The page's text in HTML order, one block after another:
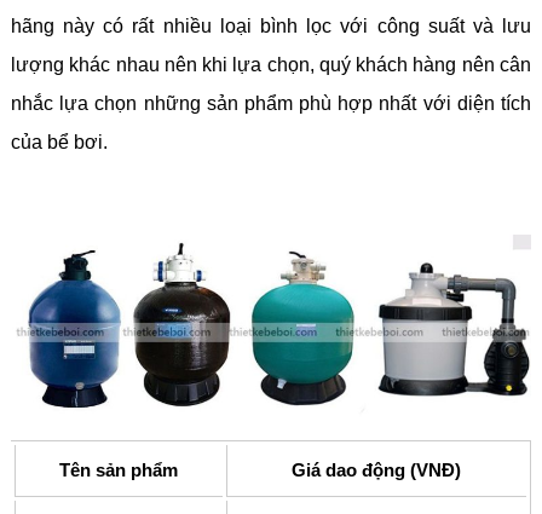
hãng này có rất nhiều loại bình lọc với công suất và lưu
lượng khác nhau nên khi lựa chọn, quý khách hàng nên cân
nhắc lựa chọn những sản phẩm phù hợp nhất với diện tích
của bể bơi.
Tên sản phẩm Giá dao động (VNĐ)